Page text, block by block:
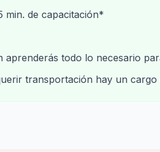
min. de capacitación*
aprenderás todo lo necesario
transportación hay un